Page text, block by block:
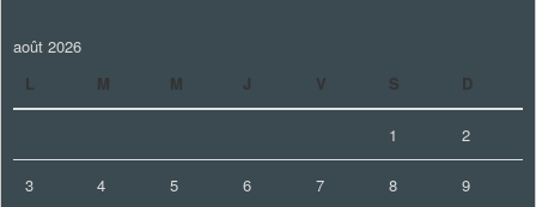
août 2026
L
M M J V S D
1 2
3 4 5 6 7 8 9